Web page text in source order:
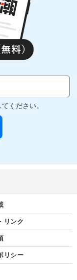
ください。
リンク
リシー